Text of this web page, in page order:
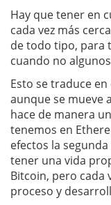
Hay que tener en
cada vez más
de todo tipo, para
cuando no
Esto se traduce
aunque se mueve
hace de manera
tenemos en
efectos la
tener una vida
Bitcoin, pero cada
proceso y